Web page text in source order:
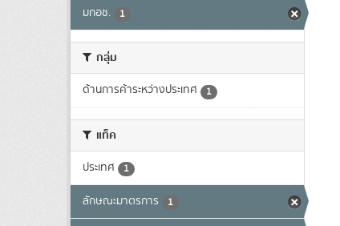
มกอช. 1
กลุ่ม
ด้านการค้าระหว่างประเทศ 1
แท็ค
ประเทศ 1
ลักษณะมาตรการ 1